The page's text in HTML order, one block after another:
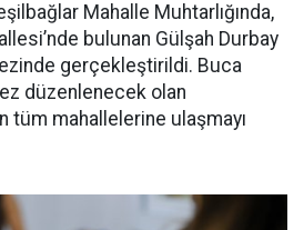
Mahalle Muhtarlığında,
bulunan Gülşah Durbay
gerçekleştirildi. Buca
düzenlenecek olan
tüm mahallelerine ulaşmayı